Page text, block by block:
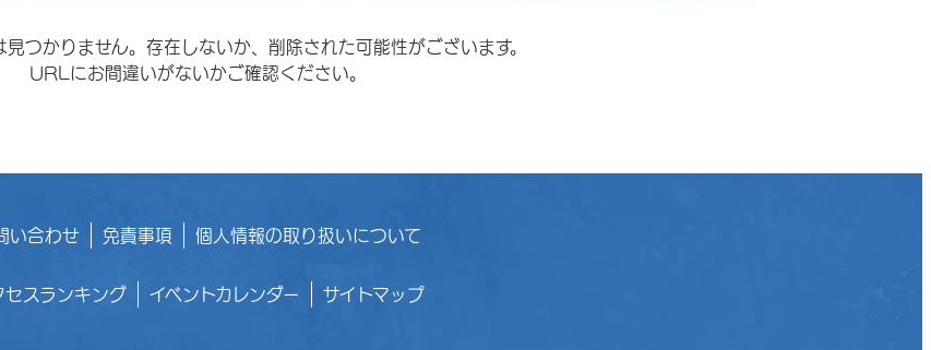
見つかりません。存在しないか、削除された可能性がございます。
URLにお間違いがないかご確認ください。
い合わせ 免責事項 個人情報の取り扱いについて
セスランキング イベントカレンダー サイトマップ